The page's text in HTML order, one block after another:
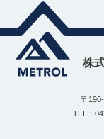
株
〒
TEL：